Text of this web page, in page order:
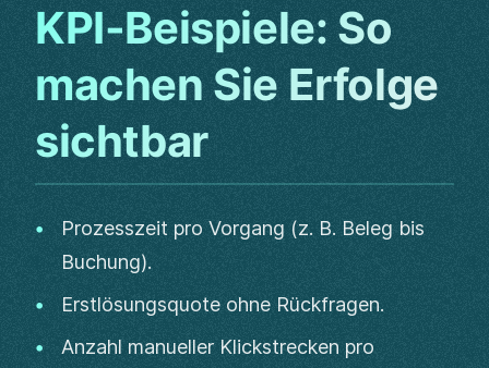
KPI-Beispiele: So
machen Sie Erfolge
sichtbar
Prozesszeit pro Vorgang (z. B. Beleg bis
Buchung).
Erstlösungsquote ohne Rückfragen.
Anzahl manueller Klickstrecken pro